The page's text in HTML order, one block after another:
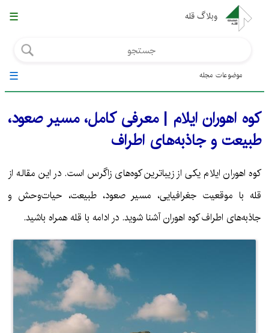
وبلاگ قله ☰
موضوعات مجله ☰
کوه اهوران ایلام | معرفی کامل، مسیر صعود،
طبیعت و جاذبه‌های اطراف
کوه اهوران ایلام یکی از زیباترین کوه‌های زاگرس است. در این مقاله از
قله با موقعیت جغرافیایی، مسیر صعود، طبیعت، حیات‌وحش و
جاذبه‌های اطراف کوه اهوران آشنا شوید. در ادامه با قله همراه باشید.